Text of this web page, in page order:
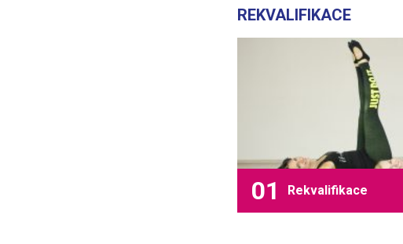
REKVALIFIKACE
Rekvalifikace